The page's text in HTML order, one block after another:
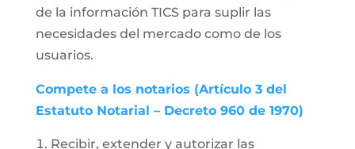
de la información TICS para suplir las
necesidades del mercado como de los
usuarios.
Compete a los notarios (Artículo 3 del
Estatuto Notarial – Decreto 960 de 1970)
Recibir, extender y autorizar las